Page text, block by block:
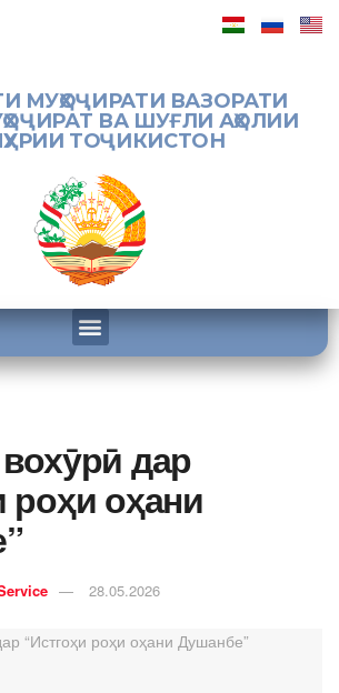
МУҲОҶИРАТИ ВАЗОРАТИ
ВА ШУҒЛИ АҲОЛИИ
ТОҶИКИСТОН
дар
роҳи оҳани
28.05.2026